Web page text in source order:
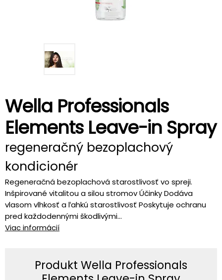
Wella Professionals
Elements Leave-in Spray
regeneračný bezoplachový
kondicionér
Regeneračná bezoplachová starostlivosť vo spreji.
Inšpirované vitalitou a silou stromov Účinky Dodáva
vlasom vlhkosť a ľahkú starostlivosť Poskytuje ochranu
pred každodennými škodlivými...
Viac informácií
Produkt Wella Professionals